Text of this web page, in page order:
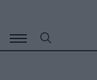
περιεχόμενο